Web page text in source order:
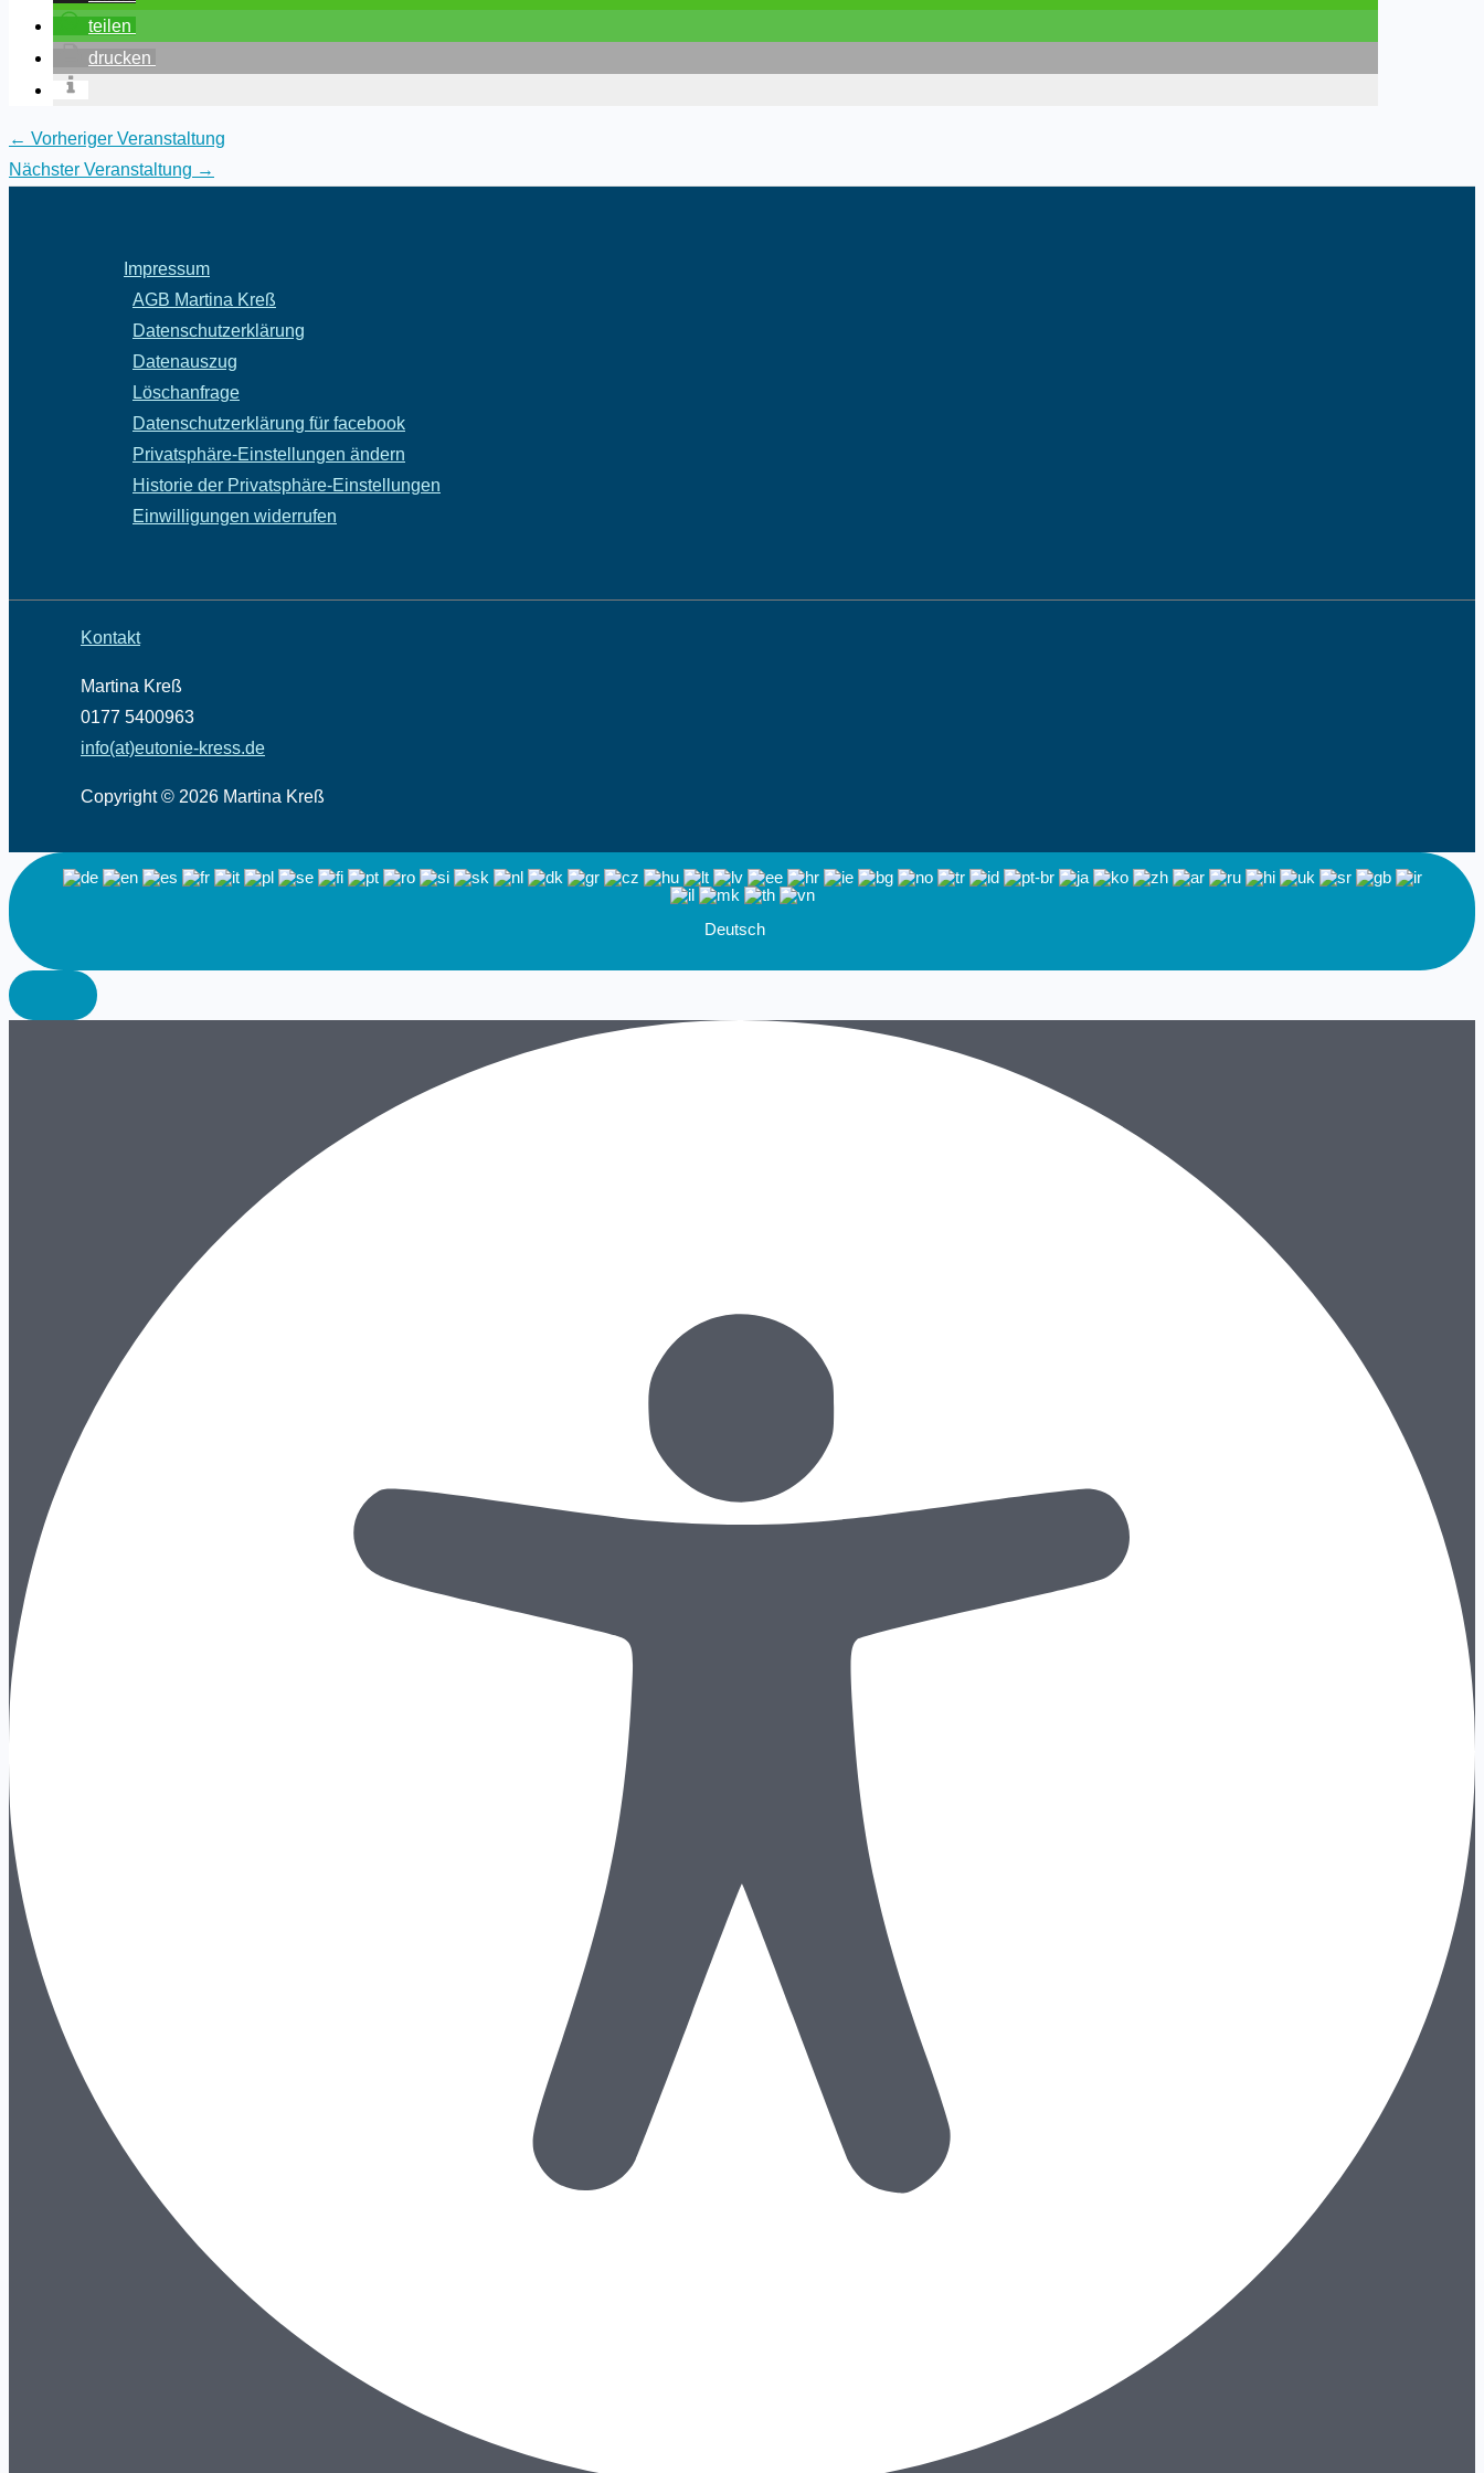
teilen
drucken
← Vorheriger Veranstaltung
Nächster Veranstaltung →
Impressum
AGB Martina Kreß
Datenschutzerklärung
Datenauszug
Löschanfrage
Datenschutzerklärung für facebook
Privatsphäre-Einstellungen ändern
Historie der Privatsphäre-Einstellungen
Einwilligungen widerrufen
Kontakt
Martina Kreß
0177 5400963
info(at)eutonie-kress.de
Copyright © 2026 Martina Kreß
Deutsch